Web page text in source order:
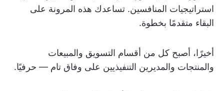
استراتيجيات المنافسين. تساعدك هذه المرونة على
البقاء متقدمًا بخطوة.
أخيرًا، أصبح كل من أقسام التسويق والمبيعات
والمنتجات والمديرين التنفيذيين على وفاق تام — حرفيًا.